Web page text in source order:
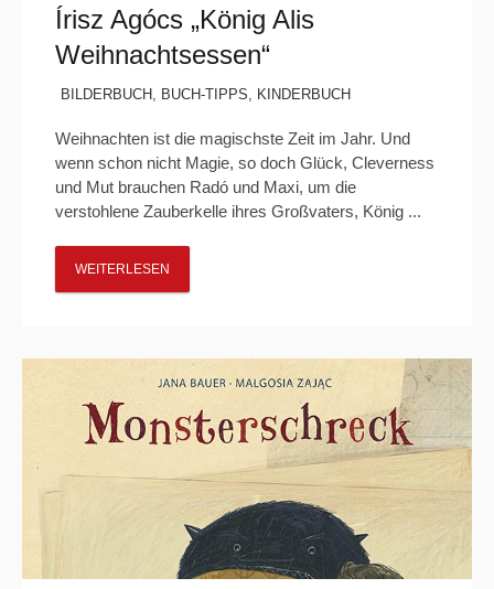
Írisz Agócs „König Alis
Weihnachtsessen“
BILDERBUCH , BUCH-TIPPS, KINDERBUCH
Weihnachten ist die magischste Zeit im Jahr. Und
wenn schon nicht Magie, so doch Glück, Cleverness
und Mut brauchen Radó und Maxi, um die
verstohlene Zauberkelle ihres Großvaters, König ...
WEITERLESEN